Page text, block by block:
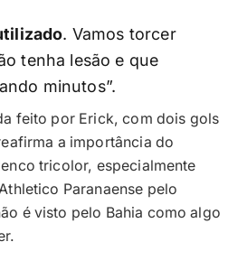
. Vamos torcer
tenha lesão e que
minutos”.
feito por Erick, com dois gols
a importância do
tricolor, especialmente
Paranaense pelo
é visto pelo Bahia como algo